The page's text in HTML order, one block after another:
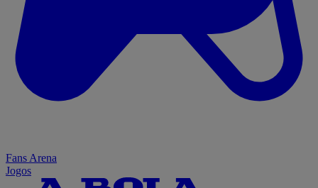
Fans Arena
Jogos